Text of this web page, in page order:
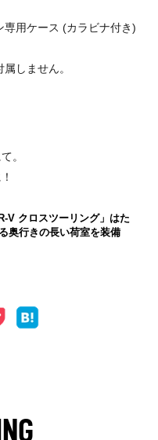
専用ケース (カラビナ付き)
しません。
。
V クロスツーリング」はた
奥行きの長い荷室を装備